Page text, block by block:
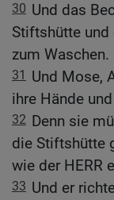
30 Und das
Stiftshütte und
zum Waschen.
31
Und Mose,
ihre Hände
32 Denn sie
die Stiftshütte
wie der HERR
33 Und er